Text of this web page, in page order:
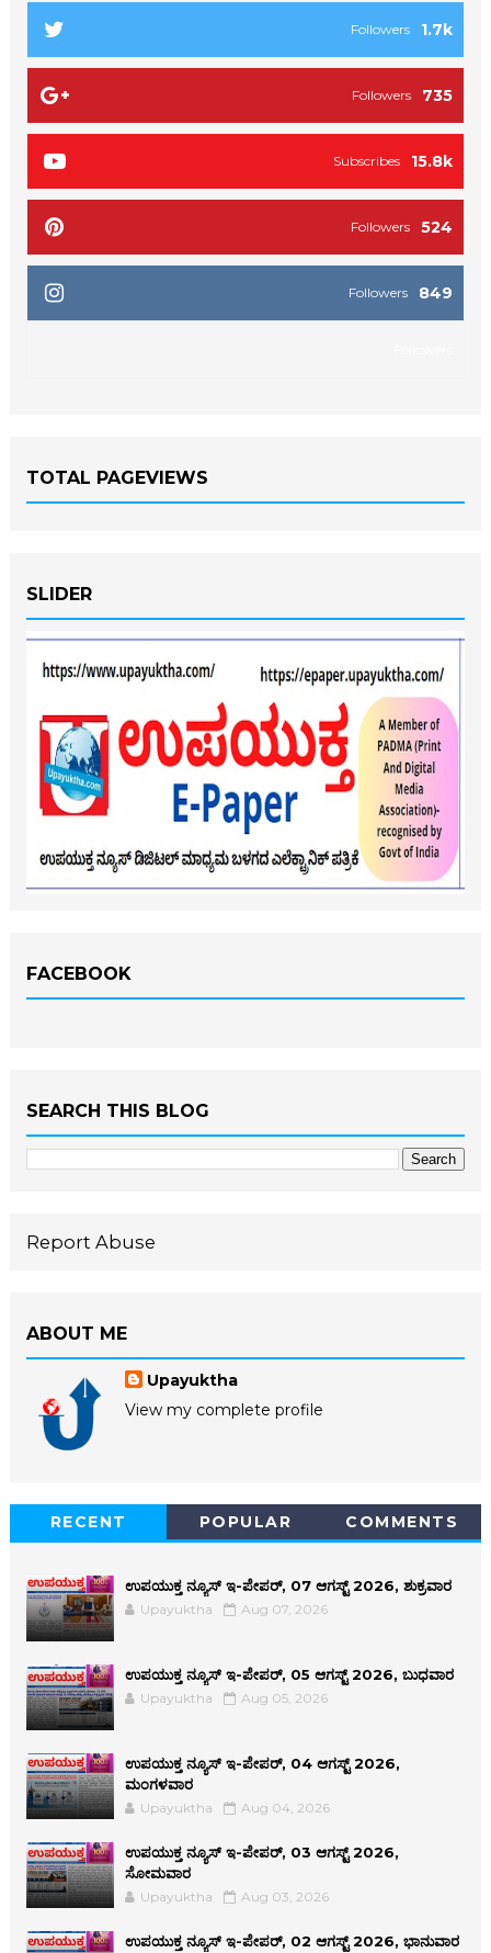
1.7k
Followers
735
Followers
15.8k
Subscribes
524
Followers
849
Followers
TOTAL PAGEVIEWS
SLIDER
FACEBOOK
SEARCH THIS BLOG
Report Abuse
ABOUT ME
Upayuktha
View my complete profile
RECENT POPULAR COMMENTS
ಉಪಯುಕ್ತ ನ್ಯೂಸ್ ಇ-ಪೇಪರ್, 07 ಆಗಸ್ಟ್ 2026, ಶುಕ್ರವಾರ
Upayuktha Aug 07, 2026
ಉಪಯುಕ್ತ ನ್ಯೂಸ್ ಇ-ಪೇಪರ್, 05 ಆಗಸ್ಟ್ 2026, ಬುಧವಾರ
Upayuktha Aug 05, 2026
ಉಪಯುಕ್ತ ನ್ಯೂಸ್ ಇ-ಪೇಪರ್, 04 ಆಗಸ್ಟ್ 2026,
ಮಂಗಳವಾರ
Upayuktha Aug 04, 2026
ಉಪಯುಕ್ತ ನ್ಯೂಸ್ ಇ-ಪೇಪರ್, 03 ಆಗಸ್ಟ್ 2026,
ಸೋಮವಾರ
Upayuktha Aug 03, 2026
ಉಪಯುಕ್ತ ನ್ಯೂಸ್ ಇ-ಪೇಪರ್, 02 ಆಗಸ್ಟ್ 2026, ಭಾನುವಾರ